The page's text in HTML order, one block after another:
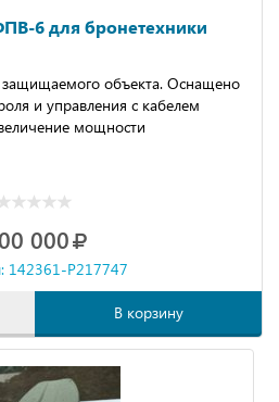
6 для бронетехники
объекта. Оснащено
и управления с кабелем
мощности
000
142361-P217747
В корзину